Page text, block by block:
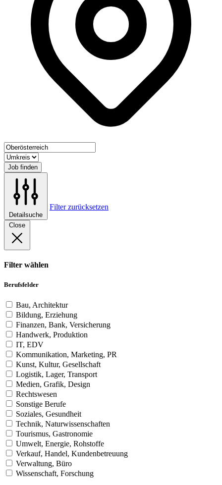
Job finden
Detailsuche
Filter zurücksetzen
Close
Filter wählen
Berufsfelder
Bau, Architektur
Bildung, Erziehung
Finanzen, Bank, Versicherung
Handwerk, Produktion
IT, EDV
Kommunikation, Marketing, PR
Kunst, Kultur, Gesellschaft
Logistik, Lager, Transport
Medien, Grafik, Design
Rechtswesen
Sonstige Berufe
Soziales, Gesundheit
Technik, Naturwissenschaften
Tourismus, Gastronomie
Umwelt, Energie, Rohstoffe
Verkauf, Handel, Kundenbetreuung
Verwaltung, Büro
Wissenschaft, Forschung